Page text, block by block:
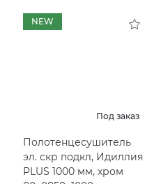
NEW
Под заказ
Полотенцесушитель
эл. скр подкл, Идиллия
PLUS 1000 мм, хром